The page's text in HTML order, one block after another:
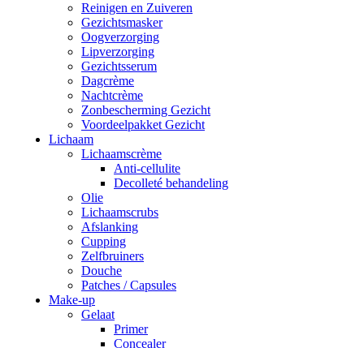
Reinigen en Zuiveren
Gezichtsmasker
Oogverzorging
Lipverzorging
Gezichtsserum
Dagcrème
Nachtcrème
Zonbescherming Gezicht
Voordeelpakket Gezicht
Lichaam
Lichaamscrème
Anti-cellulite
Decolleté behandeling
Olie
Lichaamscrubs
Afslanking
Cupping
Zelfbruiners
Douche
Patches / Capsules
Make-up
Gelaat
Primer
Concealer